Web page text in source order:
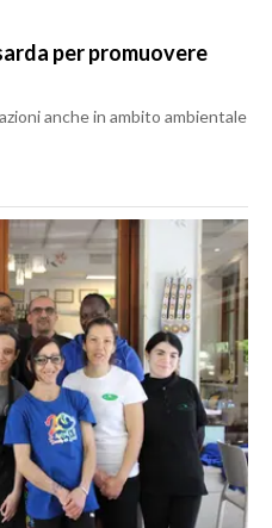
per promuovere
anche in ambito ambientale